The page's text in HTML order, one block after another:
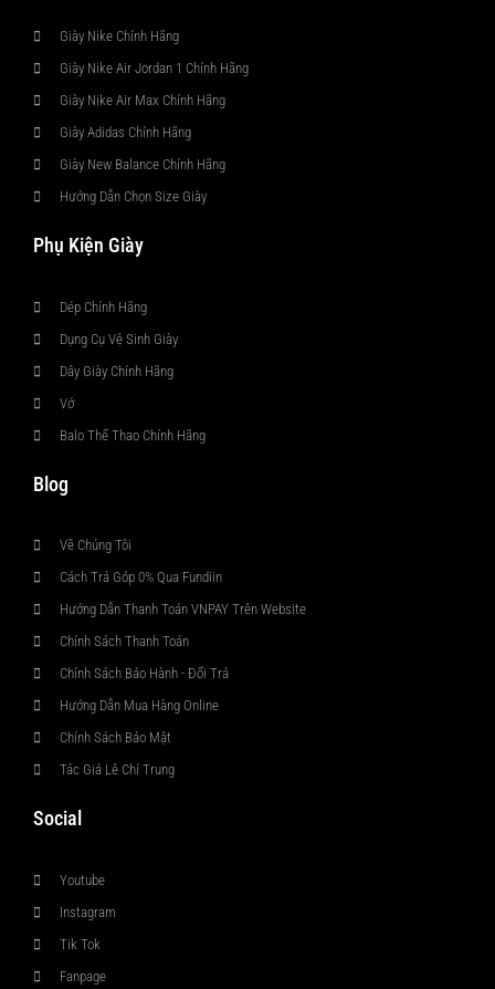
Giày Nike Chính Hãng
Giày Nike Air Jordan 1 Chính Hãng
Giày Nike Air Max Chính Hãng
Giày Adidas Chính Hãng
Giày New Balance Chính Hãng
Hướng Dẫn Chọn Size Giày
Phụ Kiện Giày
Dép Chính Hãng
Dụng Cụ Vệ Sinh Giày
Dây Giày Chính Hãng
Vớ
Balo Thể Thao Chính Hãng
Blog
Về Chúng Tôi
Cách Trả Góp 0% Qua Fundiin
Hướng Dẫn Thanh Toán VNPAY Trên Website
Chính Sách Thanh Toán
Chính Sách Bảo Hành - Đổi Trả
Hướng Dẫn Mua Hàng Online
Chính Sách Bảo Mật
Tác Giả Lê Chí Trung
Social
Youtube
Instagram
Tik Tok
Fanpage